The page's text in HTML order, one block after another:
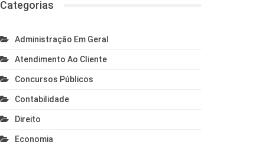
Categorias
Administração Em Geral
Atendimento Ao Cliente
Concursos Públicos
Contabilidade
Direito
Economia